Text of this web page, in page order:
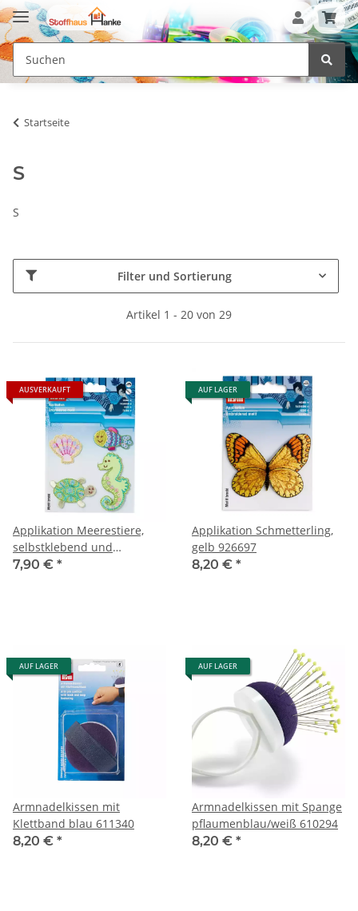
Startseite
S
S
Filter und Sortierung
Artikel 1 - 20 von 29
AUSVERKAUFT
Applikation Meerestiere,
selbstklebend und
aufbügelbar 925426
7,90 € *
AUF LAGER
Applikation Schmetterling,
gelb 926697
8,20 € *
AUF LAGER
Armnadelkissen mit
Klettband blau 611340
8,20 € *
AUF LAGER
Armnadelkissen mit Spange
pflaumenblau/weiß 610294
8,20 € *